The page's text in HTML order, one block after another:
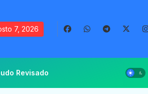
7, 2026
Revisado